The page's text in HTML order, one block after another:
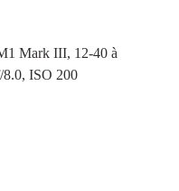
Mark III, 12-40 à
8.0, ISO 200